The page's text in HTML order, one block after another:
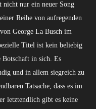
nicht nur ein neuer Song
Reihe von aufregenden
George La Busch im
Titel ist kein beliebig
in sich. Es
und in allem siegreich zu
Tatsache, dass es im
letztendlich gibt es keine